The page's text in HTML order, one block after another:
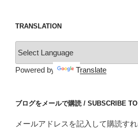
TRANSLATION
Powered by Translate
ブログをメールで購読 / SUBSCRIBE
メールアドレスを記入して購読す